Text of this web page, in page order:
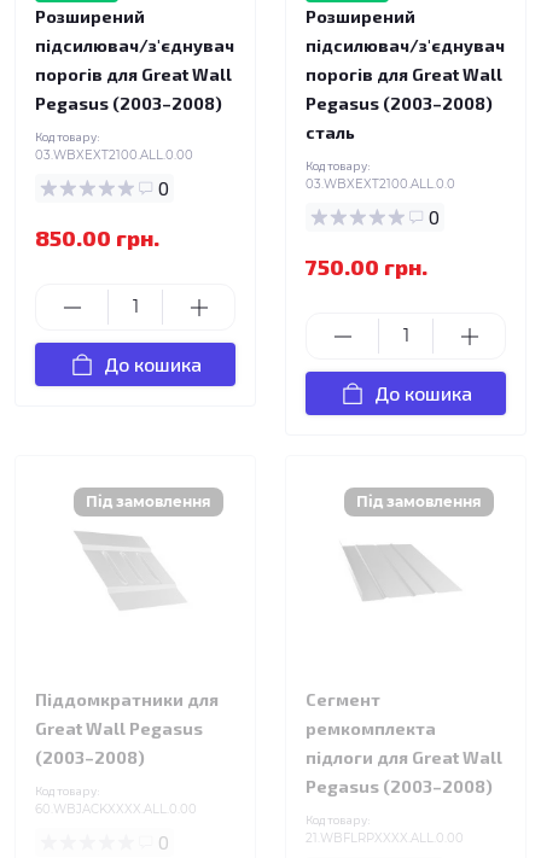
Розширений
підсилювач/з'єднувач
порогів для Great Wall
Pegasus (2003–2008)
Код товару:
03.WBXEXT2100.ALL.0.00
0
850.00 грн.
До кошика
Розширений
підсилювач/з'єднувач
порогів для Great Wall
Pegasus (2003–2008)
сталь
Код товару:
03.WBXEXT2100.ALL.0.0
0
750.00 грн.
До кошика
Піддомкратники для
Great Wall Pegasus
(2003–2008)
Код товару:
60.WBJACKXXXX.ALL.0.00
0
Сегмент
ремкомплекта
підлоги для Great Wall
Pegasus (2003–2008)
Код товару:
21.WBFLRPXXXX.ALL.0.00